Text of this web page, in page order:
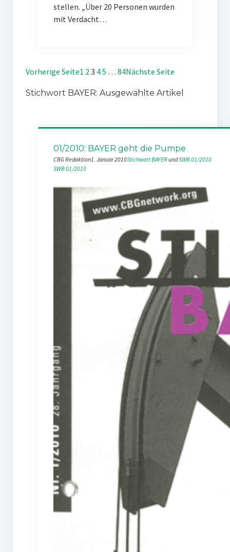
stellen. „Über 20 Personen wurden
mit Verdacht…
Vorherige Seite1 23 45 … 84Nächste Seite
Stichwort BAYER: Ausgewählte Artikel
01/2010: BAYER geht die Pumpe
CBG Redaktion1. Januar 2010Stichwort BAYER und SWB 01/2010
SWB 01/2010